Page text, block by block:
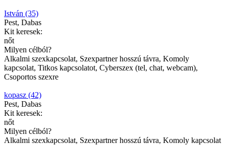
István (35)
Pest, Dabas
Kit keresek:
nőt
Milyen célból?
Alkalmi szexkapcsolat, Szexpartner hosszú távra, Komoly
kapcsolat, Titkos kapcsolatot, Cyberszex (tel, chat, webcam),
Csoportos szexre
kopasz (42)
Pest, Dabas
Kit keresek:
nőt
Milyen célból?
Alkalmi szexkapcsolat, Szexpartner hosszú távra, Komoly kapcsolat